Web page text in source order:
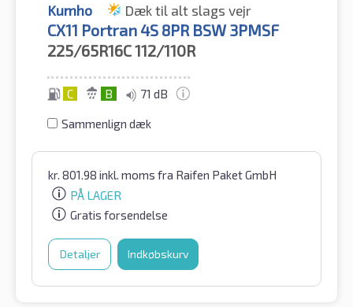
Kumho Dæk til alt slags vejr
CX11 Portran 4S 8PR BSW 3PMSF
225/65R16C112/110R
C B 71 dB
Sammenlign dæk
kr. 801.98 inkl. moms fra Raifen Paket GmbH
PÅ LAGER
Gratis forsendelse
Detaljer Indkøbskurv